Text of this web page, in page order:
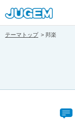
テーマトップ 邦楽